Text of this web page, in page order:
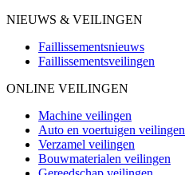
NIEUWS & VEILINGEN
Faillissementsnieuws
Faillissementsveilingen
ONLINE VEILINGEN
Machine veilingen
Auto en voertuigen veilingen
Verzamel veilingen
Bouwmaterialen veilingen